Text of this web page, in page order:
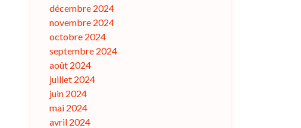
décembre 2024
novembre 2024
octobre 2024
septembre 2024
août 2024
juillet 2024
juin 2024
mai 2024
avril 2024